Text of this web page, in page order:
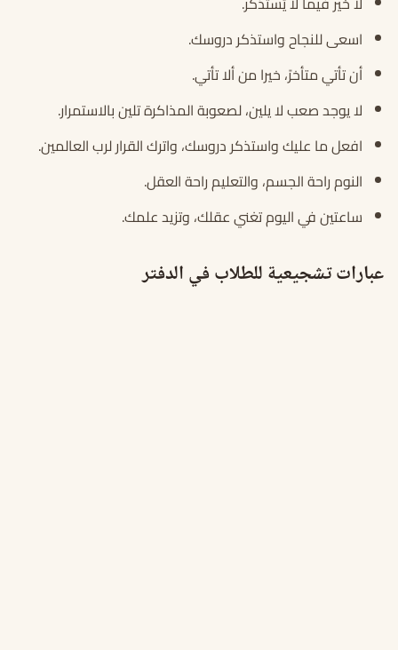
اسعى للنجاح واستذكر دروسك.
أن تأتي متأخرً، خيرا من ألا تأتي.
لا يوجد صعب لا يلين، لصعوبة المذاكرة تلين بالاستمرار.
افعل ما عليك واستذكر دروسك، واترك القرار لرب العالمين.
النوم راحة الجسم، والتعليم راحة العقل.
ساعتين في اليوم تغني عقلك، وتزيد علمك.
عبارات تشجيعية للطلاب في الدفتر